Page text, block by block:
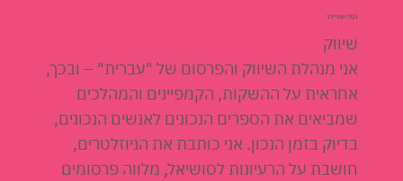
נטלי שניידר
שיווק
אני מנהלת השיווק והפרסום של "עברית" – ובכך,
אחראית על ההשקות, הקמפיינים והמהלכים
שמביאים את הספרים הנכונים לאנשים הנכונים,
בדיוק בזמן הנכון. אני כותבת את הניוזלטרים,
חושבת על הרעיונות לסושיאל, מלווה פרסומים